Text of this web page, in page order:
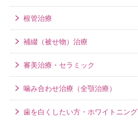
根管治療
補綴（被せ物）治療
審美治療・セラミック
噛み合わせ治療（全顎治療）
歯を白くしたい方・ホワイトニング